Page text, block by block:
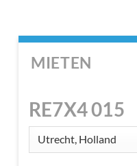
MIETEN
RE7X4 015